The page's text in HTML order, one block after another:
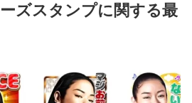
ズスタンプに関する最